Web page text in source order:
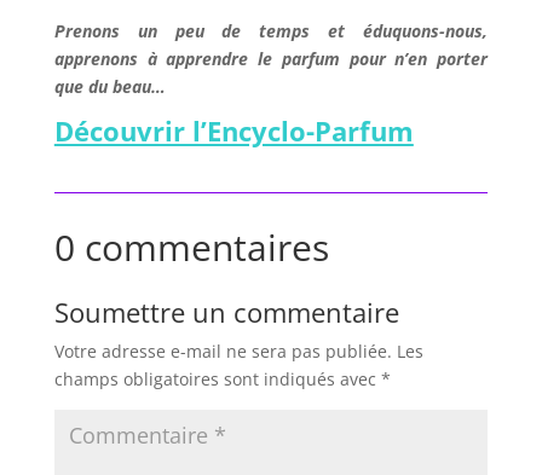
Prenons un peu de temps et éduquons-nous,
apprenons à apprendre le parfum pour n’en porter
que du beau…
Découvrir l’Encyclo-Parfum
0 commentaires
Soumettre un commentaire
Votre adresse e-mail ne sera pas publiée. Les
champs obligatoires sont indiqués avec *